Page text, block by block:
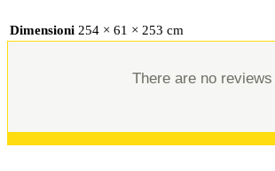
Dimensioni 254 × 61 × 253 cm
There are no